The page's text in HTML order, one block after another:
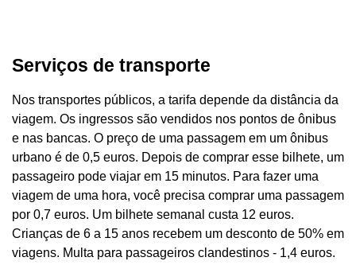
Serviços de transporte
Nos transportes públicos, a tarifa depende da distância da
viagem. Os ingressos são vendidos nos pontos de ônibus
e nas bancas. O preço de uma passagem em um ônibus
urbano é de 0,5 euros. Depois de comprar esse bilhete, um
passageiro pode viajar em 15 minutos. Para fazer uma
viagem de uma hora, você precisa comprar uma passagem
por 0,7 euros. Um bilhete semanal custa 12 euros.
Crianças de 6 a 15 anos recebem um desconto de 50% em
viagens. Multa para passageiros clandestinos - 1,4 euros.